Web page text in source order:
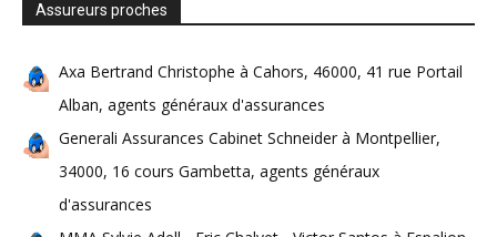
Assureurs proches
Axa Bertrand Christophe à Cahors, 46000, 41 rue Portail
Alban, agents généraux d'assurances
Generali Assurances Cabinet Schneider à Montpellier,
34000, 16 cours Gambetta, agents généraux
d'assurances